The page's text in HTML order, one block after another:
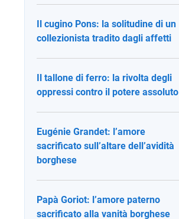
Il cugino Pons: la solitudine di un
collezionista tradito dagli affetti
Il tallone di ferro: la rivolta degli
oppressi contro il potere assoluto
Eugénie Grandet: l’amore
sacrificato sull’altare dell’avidità
borghese
Papà Goriot: l’amore paterno
sacrificato alla vanità borghese